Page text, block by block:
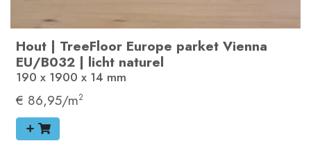
Hout | TreeFloor Europe parket Vienna
EU/B032 | licht naturel
190 x 1900 x 14 mm
€ 86,95/m2